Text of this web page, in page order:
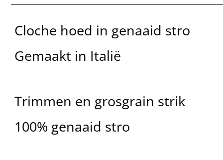
Cloche hoed in genaaid stro
Gemaakt in Italië
Trimmen en grosgrain strik
100% genaaid stro